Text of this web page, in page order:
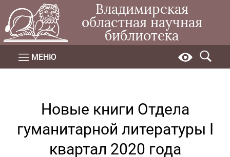
Владимирская
областная научная
библиотека
МЕНЮ
Новые книги Отдела
гуманитарной литературы I
квартал 2020 года